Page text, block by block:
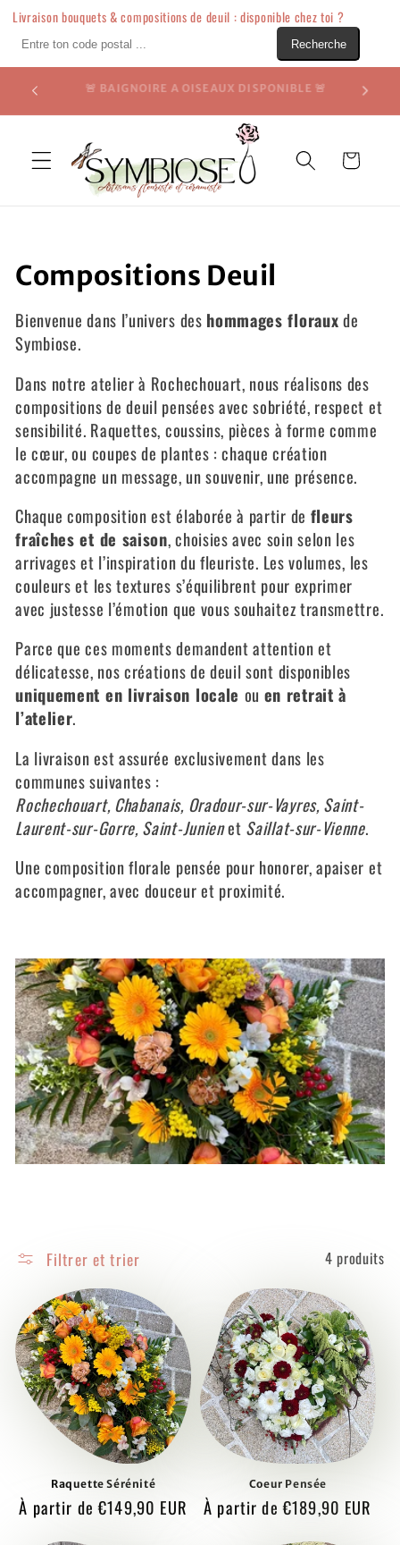
Livraison bouquets & compositions de deuil : disponible chez toi ?
Entre ton code postal ...
Recherche
Ignorer
et passer
au
contenu
🪴 Bienvenue chez Symbiose 🪴 Fun
Panier
C
o
l
l
e
c
t
i
o
n
:
Compositions Deuil
Bienvenue dans l’univers des hommages florauxde
Symbiose.
Dans notre atelier à Rochechouart, nous réalisons des
compositions de deuil pensées avec sobriété, respect et
sensibilité. Raquettes, coussins, pièces à forme comme
le cœur, ou coupes de plantes : chaque création
accompagne un message, un souvenir, une présence.
Chaque composition est élaborée à partir de fleurs
fraîches et de saison, choisies avec soin selon les
arrivages et l’inspiration du fleuriste. Les volumes, les
couleurs et les textures s’équilibrent pour exprimer
avec justesse l’émotion que vous souhaitez transmettre.
Parce que ces moments demandent attention et
délicatesse, nos créations de deuil sont disponibles
uniquement en livraison locale ou en retrait à
l’atelier.
La livraison est assurée exclusivement dans les
communes suivantes :
Rochechouart, Chabanais, Oradour-sur-Vayres, Saint-
Laurent-sur-Gorre, Saint-Junienet Saillat-sur-Vienne.
Une composition florale pensée pour honorer, apaiser et
accompagner, avec douceur et proximité.
Filtrer et trier 4 produits
Raquette Sérénité
Prix
À partir de €149,90 EUR
Coeur Pensée
Prix
À partir de €189,90 EUR